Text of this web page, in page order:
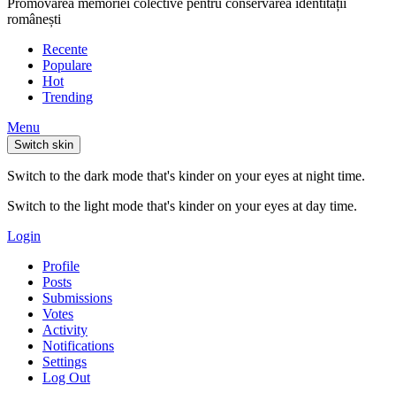
Promovarea memoriei colective pentru conservarea identității
românești
Recente
Populare
Hot
Trending
Menu
Switch skin
Switch to the dark mode that's kinder on your eyes at night time.
Switch to the light mode that's kinder on your eyes at day time.
Login
Profile
Posts
Submissions
Votes
Activity
Notifications
Settings
Log Out